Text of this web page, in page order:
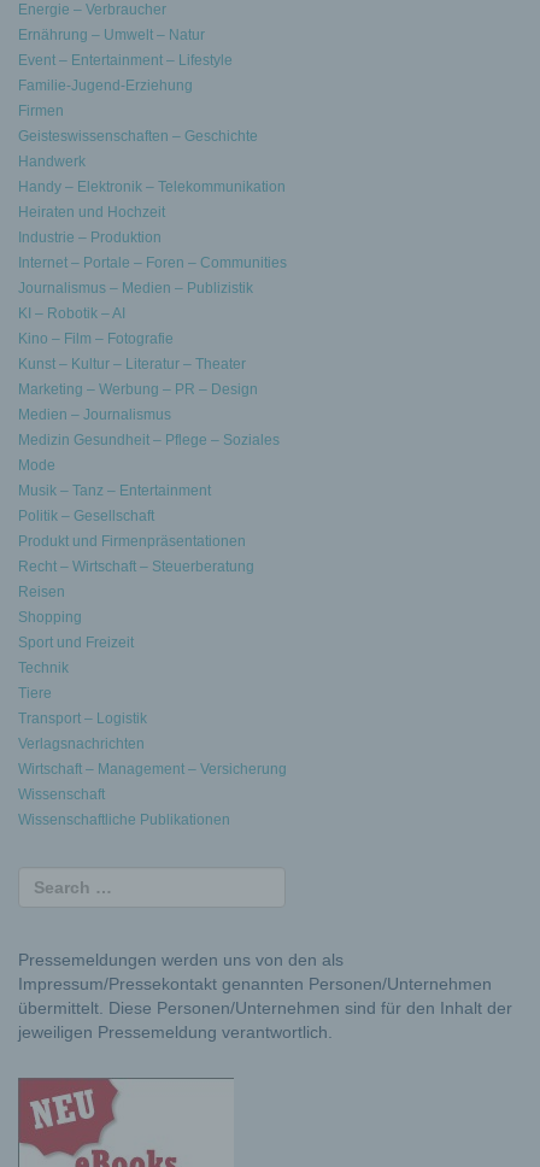
Energie – Verbraucher
Ernährung – Umwelt – Natur
Event – Entertainment – Lifestyle
Familie-Jugend-Erziehung
Firmen
Geisteswissenschaften – Geschichte
Handwerk
Handy – Elektronik – Telekommunikation
Heiraten und Hochzeit
Industrie – Produktion
Internet – Portale – Foren – Communities
Journalismus – Medien – Publizistik
KI – Robotik – AI
Kino – Film – Fotografie
Kunst – Kultur – Literatur – Theater
Marketing – Werbung – PR – Design
Medien – Journalismus
Medizin Gesundheit – Pflege – Soziales
Mode
Musik – Tanz – Entertainment
Politik – Gesellschaft
Produkt und Firmenpräsentationen
Recht – Wirtschaft – Steuerberatung
Reisen
Shopping
Sport und Freizeit
Technik
Tiere
Transport – Logistik
Verlagsnachrichten
Wirtschaft – Management – Versicherung
Wissenschaft
Wissenschaftliche Publikationen
Pressemeldungen werden uns von den als
Impressum/Pressekontakt genannten Personen/Unternehmen
übermittelt. Diese Personen/Unternehmen sind für den Inhalt der
jeweiligen Pressemeldung verantwortlich.